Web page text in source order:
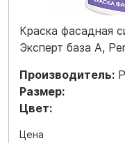
Краска фасадная
Эксперт база A,
Производитель:
Размер:
Цвет:
Цена